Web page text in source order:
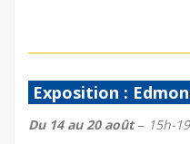
Exposition :
Du 14 au 20 août– 15h-